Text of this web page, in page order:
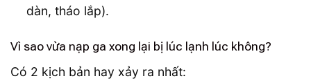
dàn, tháo lắp).
Vì sao vừa nạp ga xong lại bị lúc lạnh lúc không?
Có 2 kịch bản hay xảy ra nhất: